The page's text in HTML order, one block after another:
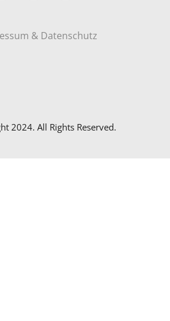
& Datenschutz
2024. All Rights Reserved.